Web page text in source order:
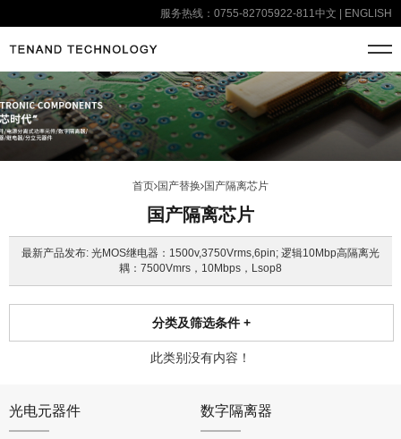
服务热线：0755-82705922-811中文 ENGLISH
首页 国产替换 国产隔离芯片
国产隔离芯片
最新产品发布: 光MOS继电器：1500v,3750Vrms,6pin; 逻辑10Mbp高隔离光
耦：7500Vmrs，10Mbps，Lsop8
分类及筛选条件 +
此类别没有内容！
光电元器件 数字隔离器